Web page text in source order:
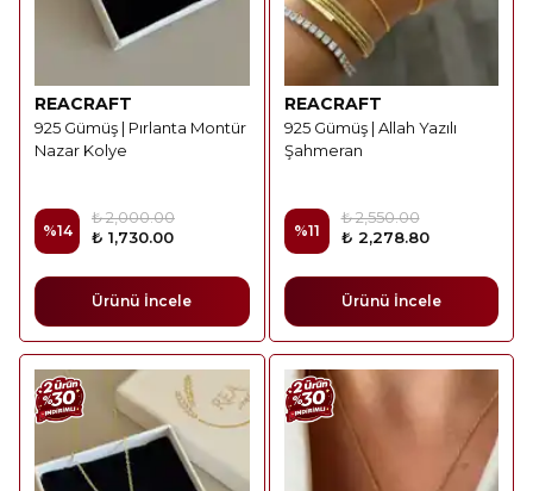
REACRAFT
925 Gümüş | Pırlanta Montür
Nazar Kolye
%14
₺ 2,000.00
₺ 1,730.00
Ürünü İncele
REACRAFT
925 Gümüş | Allah Yazılı
Şahmeran
%11
₺ 2,550.00
₺ 2,278.80
Ürünü İncele